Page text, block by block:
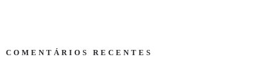
COMENTÁRIOS RECENTES